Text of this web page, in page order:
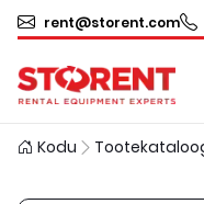
rent@storent.com
Kodu